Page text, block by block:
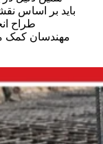
باید بر اساس
طراح
مهندسان کمک